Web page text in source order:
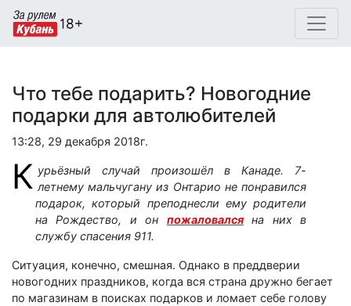
Что тебе подарить? Новогодние
подарки для автолюбителей
13:28, 29 декабря 2018г.
К урьёзный случай произошёл в Канаде. 7-
летнему мальчугану из Онтарио не понравился
подарок, который преподнесли ему родители
на Рождество, и он пожаловалсяна них в
службу спасения 911.
Ситуация, конечно, смешная. Однако в преддверии
новогодних праздников, когда вся страна дружно бегает
по магазинам в поисках подарков и ломает себе голову